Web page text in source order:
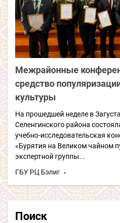
Межрайонные
средство
культуры
На прошедшей неделе в
Селенгинского района
учебно-исследовательская
«Бурятия на Великом чайном
экспертной группы...
ГБУ РЦ Бэлиг
Поиск